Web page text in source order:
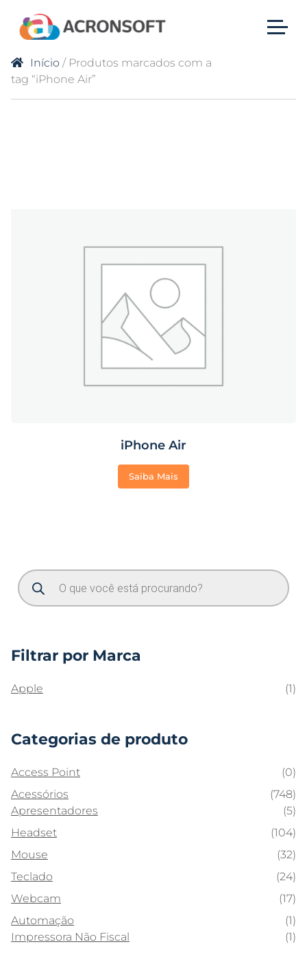
Início / Produtos marcados com a
tag “iPhone Air”
iPhone Air
Saiba Mais
Filtrar por Marca
Apple (1)
Categorias de produto
Access Point
(0)
Acessórios
(748)
Apresentadores
(5)
Headset
(104)
Mouse
(32)
Teclado
(24)
Webcam
(17)
Automação
(1)
Impressora Não Fiscal
(1)